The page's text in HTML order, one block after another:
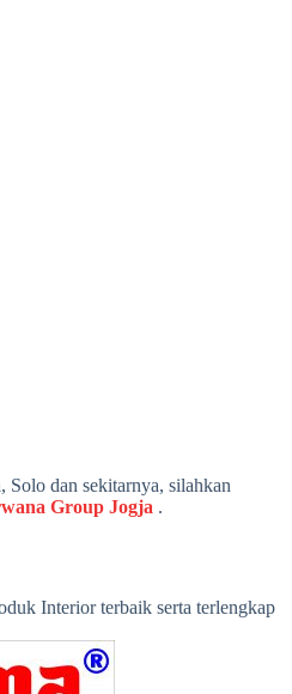
Solo dan sekitarnya, silahkan
Group Jogja .
Interior terbaik serta terlengkap